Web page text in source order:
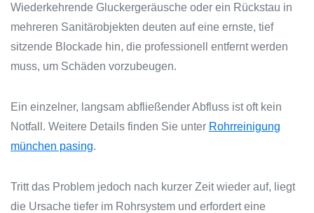
Wiederkehrende Gluckergeräusche oder ein Rückstau in
mehreren Sanitärobjekten deuten auf eine ernste, tief
sitzende Blockade hin, die professionell entfernt werden
muss, um Schäden vorzubeugen.
Ein einzelner, langsam abfließender Abfluss ist oft kein
Notfall. Weitere Details finden Sie unter Rohrreinigung
münchen pasing.
Tritt das Problem jedoch nach kurzer Zeit wieder auf, liegt
die Ursache tiefer im Rohrsystem und erfordert eine